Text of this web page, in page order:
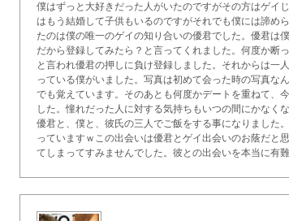
僕はずっと大好きだった人がいたのですがその方はゲイ
はもう結婚して子供もいるのですがそれでも僕には諦め
たのは僕の唯一のゲイの知り合いの優君でした。優君は
だから登録してみたら？と言ってくれました。何度か断
と言われ優君の押しに負け登録しました。それからは一
っている僕がいました。写真は初めて会った時の写真な
でも覚えています。そのあとも何度かデートを重ねて、
した。憧れだった人に対する気持ちもいつの間にかなく
優君と、僕と、彼氏の三人でご飯をする事になりました
っていますｗこの出会いは優君とゲイ出会いのお蔭だと
てしまってすみませんでした。彼との出会いを本当に有難